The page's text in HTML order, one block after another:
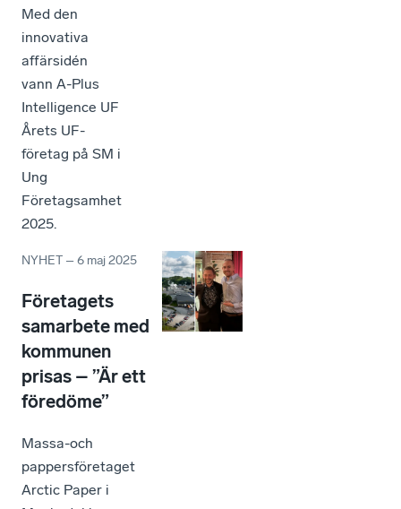
Med den
innovativa
affärsidén
vann A-Plus
Intelligence UF
Årets UF-
företag på SM i
Ung
Företagsamhet
2025.
NYHET –6 maj 2025
Företagets
samarbete med
kommunen
prisas – ”Är ett
föredöme”
Massa-och
pappersföretaget
Arctic Paper i